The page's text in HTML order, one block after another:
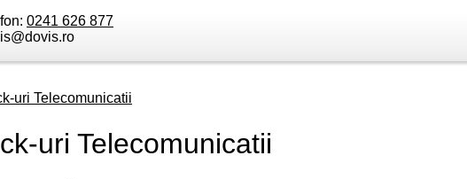
0241 626 877
uri Telecomunicatii
uri Telecomunicatii